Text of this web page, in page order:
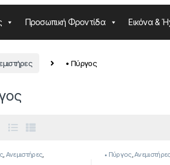
Προσωπική Φροντίδα Εικόνα &
• Πύργος
Ανεμιστήρες • Πύργος Ανεμιστήρες